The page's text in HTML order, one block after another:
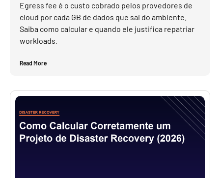
Egress fee é o custo cobrado pelos provedores de
cloud por cada GB de dados que sai do ambiente.
Saiba como calcular e quando ele justifica repatriar
workloads.
Read More